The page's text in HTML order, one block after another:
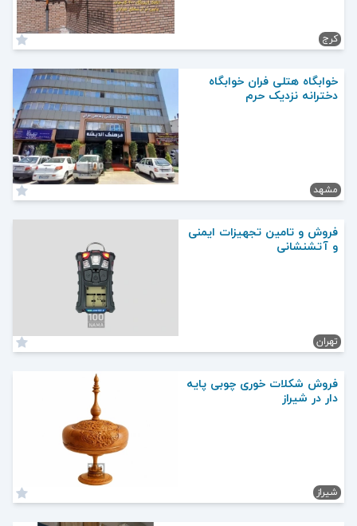
کرج
خوابگاه هتلی فران خوابگاه
دخترانه نزدیک حرم
مشهد
فروش و تامین تجهیزات ایمنی
و آتشنشانی
تهران
فروش شکلات خوری چوبی پایه
دار در شیراز
شیراز